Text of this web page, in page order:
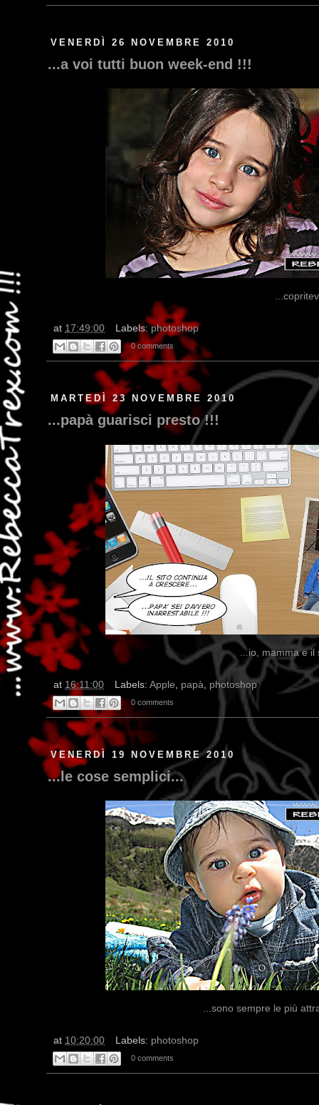
VENERDÌ 26 NOVEMBRE 2010
...a voi tutti buon week-end !!!
at 17:49:00 Labels:photoshop
0 comments
MARTEDÌ 23 NOVEMBRE 2010
...papà guarisci presto !!!
...io, mamma e
at 16:11:00 Labels: Apple papà photoshop
0 comments
VENERDÌ 19 NOVEMBRE 2010
...le cose semplici...
...sono sempre le più
at 10:20:00 Labels: photoshop
0 comments